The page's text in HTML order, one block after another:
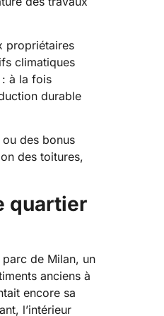
propriétaires
climatiques
: à la fois
durable
des bonus
des toitures,
quartier
de Milan, un
anciens à
encore sa
l’intérieur